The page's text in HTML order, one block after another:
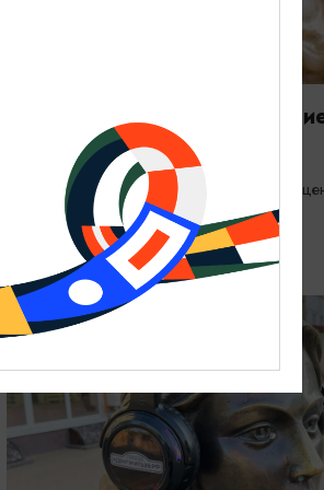
Янтарная каюта.
25.12.2025 - 31.12.2026
Светлогорск, Морской выставочный
ОТ 1200₽